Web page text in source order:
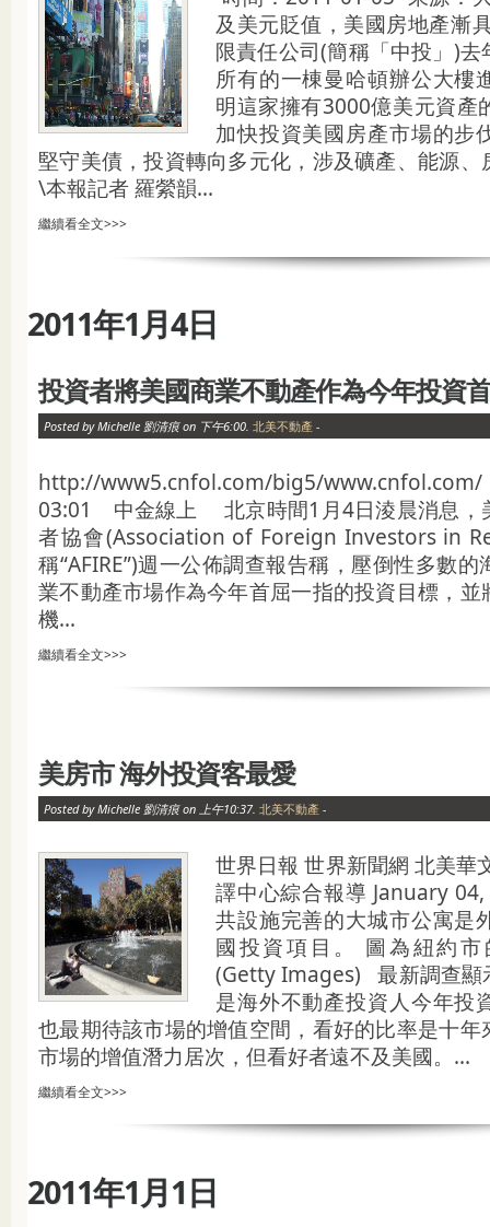
及美元貶值，美國房地產漸
限責任公司(簡稱「中投」)去
所有的一棟曼哈頓辦公大樓
明這家擁有3000億美元資產
加快投資美國房產市場的步
堅守美債，投資轉向多元化，涉及礦產、能源
\本報記者 羅縈韻...
繼續看全文>>>
2011年1月4日
投資者將美國商業不動產作為今年投資
Posted by Michelle 劉清痕 on 下午6:00. 北美不動產 -
http://www5.cnfol.com/big5/
03:01 中金線上 北京時間1月4日淩晨消息，
者協會(Association of Foreign Investors in
稱“AFIRE”)週一公佈調查報告稱，壓倒性多數
業不動產市場作為今年首屈一指的投資目標，
機...
繼續看全文>>>
美房市 海外投資客最愛
Posted by Michelle 劉清痕 on 上午10:37. 北美不動產 -
世界日報 世界新聞網 北美華
譯中心綜合報導 January
共設施完善的大城市公寓是
國投資項目。 圖為紐約
(Getty Images) 最新調查顯
是海外不動產投資人今年投
也最期待該市場的增值空間，看好的比率是十
市場的增值潛力居次，但看好者遠不及美國。...
繼續看全文>>>
2011年1月1日